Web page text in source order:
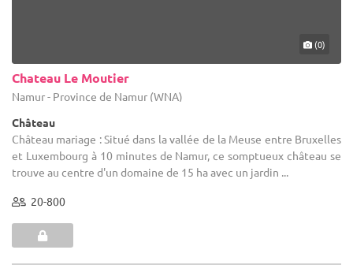
(0)
Chateau Le Moutier
Namur - Province de Namur (WNA)
Château
Château mariage : Situé dans la vallée de la Meuse entre Bruxelles
et Luxembourg à 10 minutes de Namur, ce somptueux château se
trouve au centre d'un domaine de 15 ha avec un jardin ...
20-800